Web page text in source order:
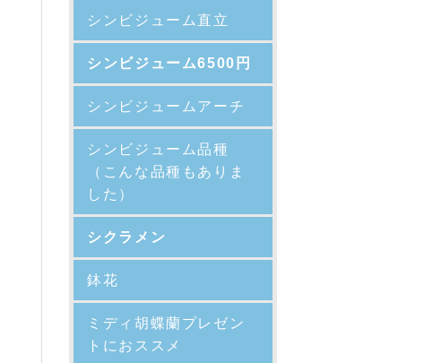
シンビジューム直立
シンビジューム6500円
シンビジュームアーチ
シンビジューム品種
（こんな品種もありま
した）
シクラメン
鉢花
ミディ胡蝶蘭プレゼン
トにおススメ